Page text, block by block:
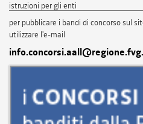
istruzioni per gli enti
per pubblicare i bandi di concorso sul
utilizzare l'e-mail